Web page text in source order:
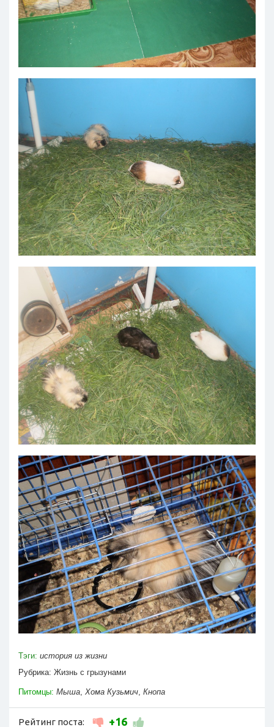
Тэги: история из жизни
Рубрика: Жизнь с грызунами
Питомцы: Мыша Хома Кузьмич Кнопа
Рейтинг поста: +16